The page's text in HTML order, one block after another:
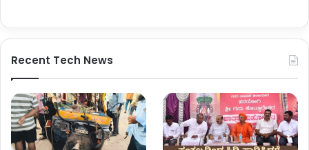
Recent Tech News